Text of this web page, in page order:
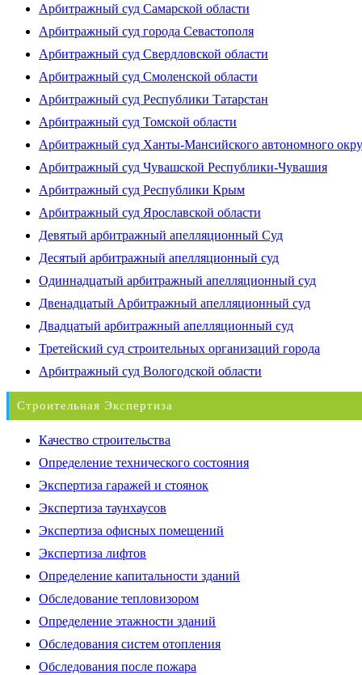
Арбитражный суд Самарской области
Арбитражный суд города Севастополя
Арбитражный суд Свердловской области
Арбитражный суд Смоленской области
Арбитражный суд Республики Татарстан
Арбитражный суд Томской области
Арбитражный суд Ханты-Мансийского автономного
Арбитражный суд Чувашской Республики-Чувашия
Арбитражный суд Республики Крым
Арбитражный суд Ярославской области
Девятый арбитражный апелляционный Суд
Десятый арбитражный апелляционный суд
Одиннадцатый арбитражный апелляционный суд
Двенадцатый Арбитражный апелляционный суд
Двадцатый арбитражный апелляционный суд
Третейский суд строительных организаций города
Арбитражный суд Вологодской области
Строительная Экспертиза
Качество строительства
Определение технического состояния
Экспертиза гаражей и стоянок
Экспертиза таунхаусов
Экспертиза офисных помещений
Экспертиза лифтов
Определение капитальности зданий
Обследование тепловизором
Определение этажности зданий
Обследования систем отопления
Обследования после пожара